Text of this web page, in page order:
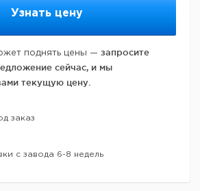
Узнать цену
поднять цены — запросите
сейчас, и мы
текущую цену.
заказ
с завода 6-8 недель